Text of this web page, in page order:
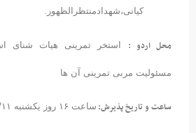
کیانی،شهدادمنتظرالظهور.
محل اردو : استخر تمرینی هیات شنای
مسئولیت مربی تمرینی آن ها
ساعت و تاریخ پذیرش:ساعت ۱۶ روز یکشنبه ۹۴/۵/۱۱